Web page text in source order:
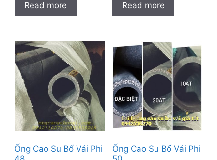
Read more Read more
Ống Cao Su Bố Vải Phi
Ống Cao Su Bố Vải Phi